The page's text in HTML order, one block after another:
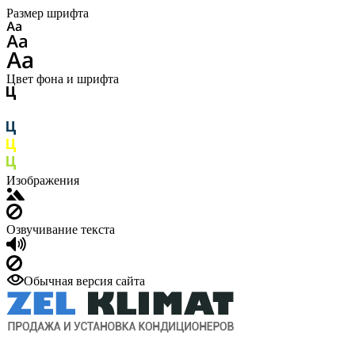
Размер шрифта
Цвет фона и шрифта
Изображения
Озвучивание текста
Обычная версия сайта